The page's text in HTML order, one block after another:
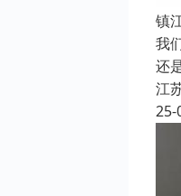
镇
我
还
江
25-